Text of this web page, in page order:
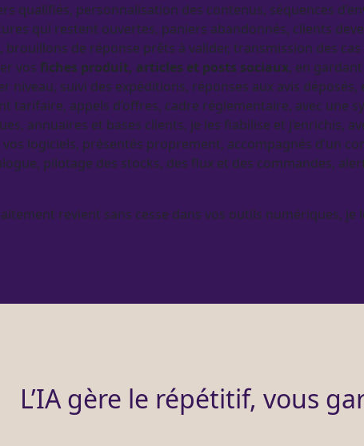
qualifiés, personnalisation des contenus, séquences
qui restent ouvertes, paniers abandonnés, clients
, brouillons de réponse prêts à valider, transmission des cas
vos fiches produit, articles et posts sociaux, en
niveau, suivi des expéditions, réponses aux avis déposés,
tarifaire, appels d’offres, cadre réglementaire, avec une
, annuaires et bases clients, je les fiabilise et j’enrichis,
logiciels, présentés proprement, accompagnés d’un
, pilotage des stocks, des flux et des commandes,
revient sans cesse dans vos outils numériques, je
L’IA gère le répétitif, vous